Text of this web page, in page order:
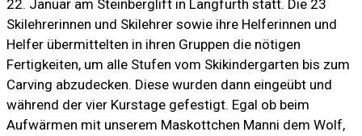
22. Januar am Steinberglift in Langfurth statt. Die 23
Skilehrerinnen und Skilehrer sowie ihre Helferinnen und
Helfer übermittelten in ihren Gruppen die nötigen
Fertigkeiten, um alle Stufen vom Skikindergarten bis zum
Carving abzudecken. Diese wurden dann eingeübt und
während der vier Kurstage gefestigt. Egal ob beim
Aufwärmen mit unserem Maskottchen Manni dem Wolf,